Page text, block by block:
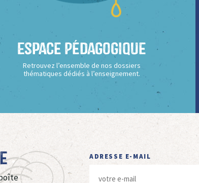
Espace Pédagogique
Retrouvez l’ensemble de nos dossiers
thématiques dédiés à l’enseignement.
ADRESSE E-MAIL